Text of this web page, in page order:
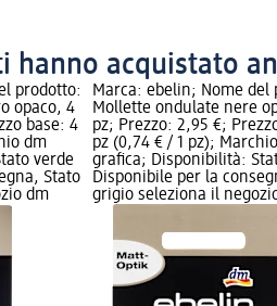
hanno acquistato
prodotto:
opaco, 4
base: 4
dm
verde
Stato
dm
Marca: ebelin; Nome del
Mollette ondulate nere
pz; Prezzo: 2,95 €;
pz (0,74 € / 1 pz);
grafica; Disponibilità:
Disponibile per la
grigio seleziona il